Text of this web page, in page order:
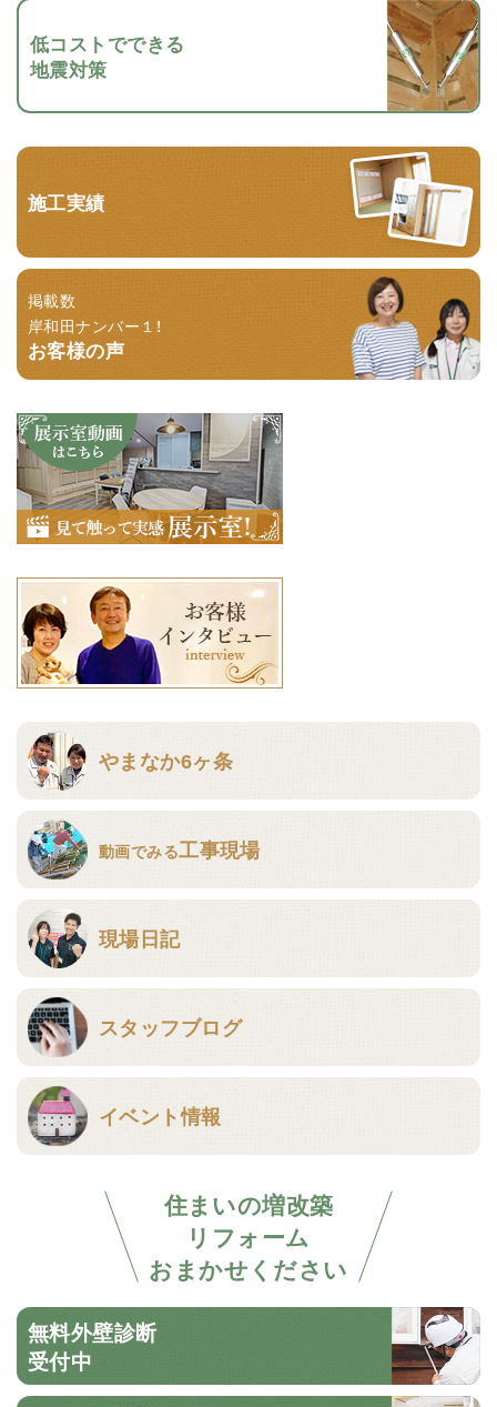
低コストでできる
地震対策
施工実績
掲載数
岸和田ナンバー１！
お客様の声
やまなか6ヶ条
動画でみる工事現場
現場日記
スタッフブログ
イベント情報
住まいの増改築
リフォーム
おまかせください
無料外壁診断
受付中